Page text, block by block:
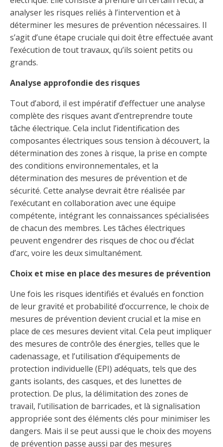
Taux horaires de référence pour des travaux
d’électricité en construction
Attention : Licence obligatoire
Mention Mixité
Outils pratiques
Déposer une plainte
Outils contre les tactiques illégales
Outils pour votre sécurité électrique
Inspection des travaux électriques
Lois et conseils
Sinistre
Lois et règlements
Condamnations pour exercice illégal
Documents de référence
Identification des véhicules et des documents
Taux horaires de référence pour des travaux
d’électricité en construction
Tarifs et contre-tarifs douaniers
Outils pratiques
Outils et calculateurs
Qui fait quoi?
Petites annonces
Publications
Partenariats
Avantages et privilèges pour les membres
Le programme d'épargne collectif des fonds
d'investissement CORMEL | SÉCURE
H-Q, Telus et autres partenaires
Admission à la CMEQ
Ressources informationnelles
Calendriers d'examen
informatifs
Foire aux questions sur la qualification
professionnelle
Service Démarrer une entreprise
Ce
lien
s’ouvrira
dans
nouvelle
fenêtre
Rapports et documentation
Rapports annuels de la CMEQ
Lois et règlements
Logo et normes graphiques
Annonces et publications
Annonceurs (trousse médias)
Actualités
Événements
Abonnement – E2Q, FLASH INFO et autres
Perfectionnement de la main-d’œuvre
Mars, mois de la formation
Logos formation continue
Formations continue obligatoire
Obligation de formation des répondants
Suivre et déclarer ses heures de formations
Vidéos sur la formation continue obligatoire (FCO)
Foire aux questions obligation de formation des
répondants
Dispensateurs de formations
Demande de validation d’un dispensateur
Demande de reconnaissance d’une formation
analyser les risques reliés à l’intervention et à
déterminer les mesures de prévention nécessaires. Il
s’agit d’une étape cruciale qui doit être effectuée avant
l’exécution de tout travaux, qu’ils soient petits ou
grands.
Analyse approfondie des risques
Tout d’abord, il est impératif d’effectuer une analyse
complète des risques avant d’entreprendre toute
tâche électrique. Cela inclut l’identification des
composantes électriques sous tension à découvert, la
détermination des zones à risque, la prise en compte
des conditions environnementales, et la
détermination des mesures de prévention et de
sécurité. Cette analyse devrait être réalisée par
l’exécutant en collaboration avec une équipe
compétente, intégrant les connaissances spécialisées
de chacun des membres. Les tâches électriques
peuvent engendrer des risques de choc ou d’éclat
d’arc, voire les deux simultanément.
Choix et mise en place des mesures de prévention
Une fois les risques identifiés et évalués en fonction
de leur gravité et probabilité d’occurrence, le choix de
mesures de prévention devient crucial et la mise en
place de ces mesures devient vital. Cela peut impliquer
des mesures de contrôle des énergies, telles que le
cadenassage, et l’utilisation d’équipements de
protection individuelle (EPI) adéquats, tels que des
gants isolants, des casques, et des lunettes de
protection. De plus, la délimitation des zones de
travail, l’utilisation de barricades, et là signalisation
appropriée sont des éléments clés pour minimiser les
dangers. Mais il se peut aussi que le choix des moyens
de prévention passe aussi par des mesures